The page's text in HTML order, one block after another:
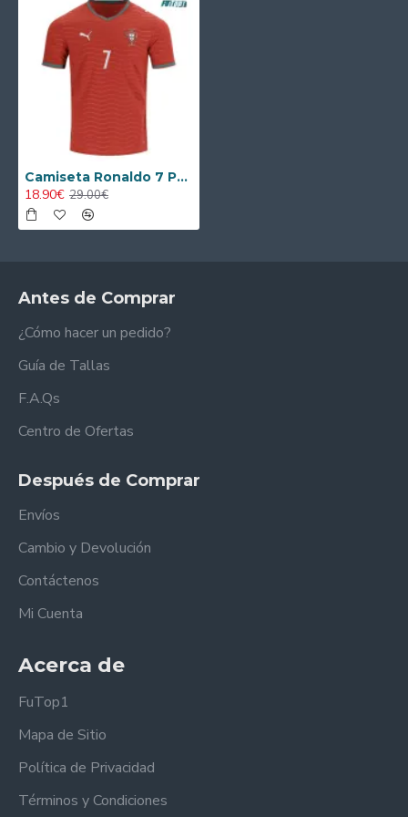
Camiseta Ronaldo 7 Portugal Local Mundial 2026 Rojo
18.90€ 29.00€
Antes de Comprar
¿Cómo hacer un pedido?
Guía de Tallas
F.A.Qs
Centro de Ofertas
Después de Comprar
Envíos
Cambio y Devolución
Contáctenos
Mi Cuenta
Acerca de
FuTop1
Mapa de Sitio
Política de Privacidad
Términos y Condiciones